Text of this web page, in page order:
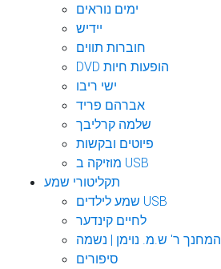
ימים נוראים
יידיש
חוברות תווים
DVD הופעות חיות
ישי ריבו
אברהם פריד
שלמה קרליבך
פיוטים ובקשות
מוזיקה ב USB
תקליטורי שמע
שמע לילדים USB
לחיים קינדער
המחנך ר' ש.מ. נוימן | נשמה
סיפורים